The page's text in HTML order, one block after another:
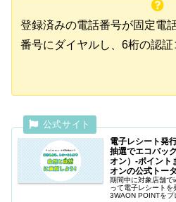
登録済みの電話番号が固定電
番号にダイヤルし、6桁の認証
電子レシート発
抽選でエコバッ
オン）-ポイント
オンの公式トー
期間中に対象店舗で
って電子レシートを
3WAON POINTを